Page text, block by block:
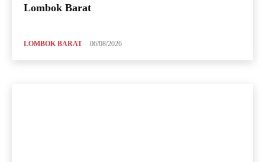
Lombok Barat
LOMBOK BARAT 06/08/2026